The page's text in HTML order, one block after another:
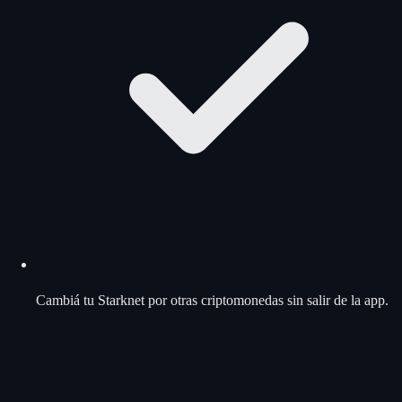
Cambiá tu Starknet por otras criptomonedas sin salir de la app.